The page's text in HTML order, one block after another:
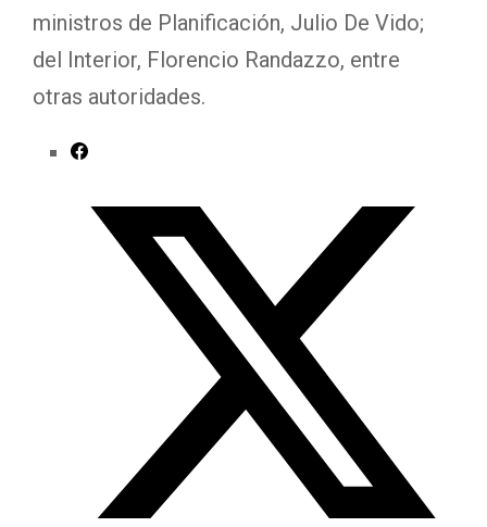
ministros de Planificación, Julio De Vido;
del Interior, Florencio Randazzo, entre
otras autoridades.